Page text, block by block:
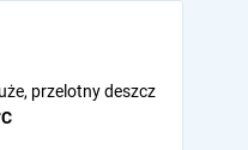
przelotny deszcz